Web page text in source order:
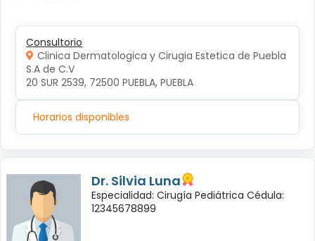
Consultorio
Clinica Dermatologica y Cirugia Estetica de Puebla
S.A de C.V
20 SUR 2539, 72500 PUEBLA, PUEBLA
Horarios disponibles
Dr. Silvia Luna
Especialidad: Cirugía Pediátrica Cédula:
12345678899